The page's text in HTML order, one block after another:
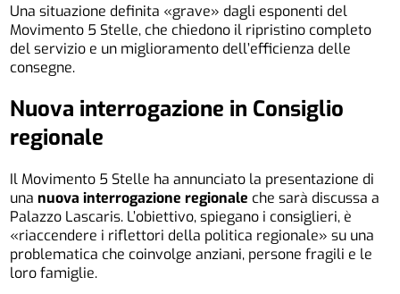
Una situazione definita «grave» dagli esponenti del
Movimento 5 Stelle, che chiedono il ripristino completo
del servizio e un miglioramento dell’efficienza delle
consegne.
Nuova interrogazione in Consiglio
regionale
Il Movimento 5 Stelle ha annunciato la presentazione di
una nuova interrogazione regionale che sarà discussa a
Palazzo Lascaris. L’obiettivo, spiegano i consiglieri, è
«riaccendere i riflettori della politica regionale» su una
problematica che coinvolge anziani, persone fragili e le
loro famiglie.